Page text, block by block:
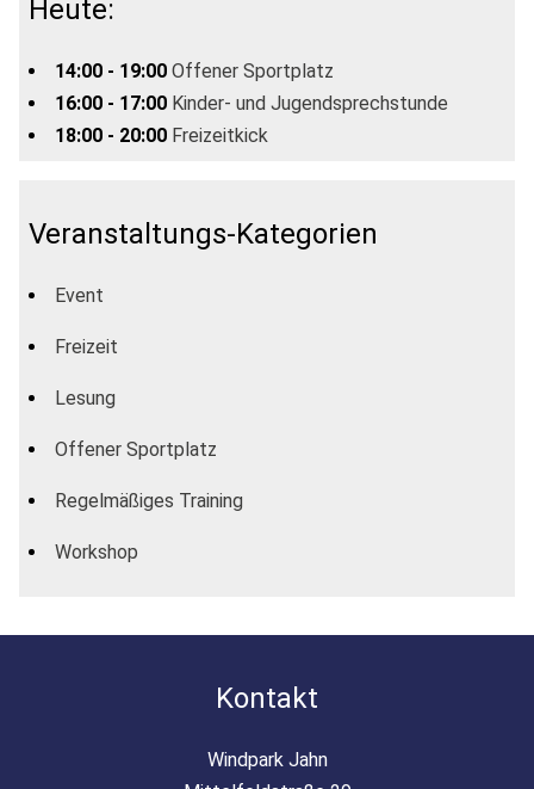
Heute:
14:00 - 19:00 Offener Sportplatz
16:00 - 17:00 Kinder- und Jugendsprechstunde
18:00 - 20:00 Freizeitkick
Veranstaltungs-Kategorien
Event
Freizeit
Lesung
Offener Sportplatz
Regelmäßiges Training
Workshop
Kontakt
Windpark Jahn